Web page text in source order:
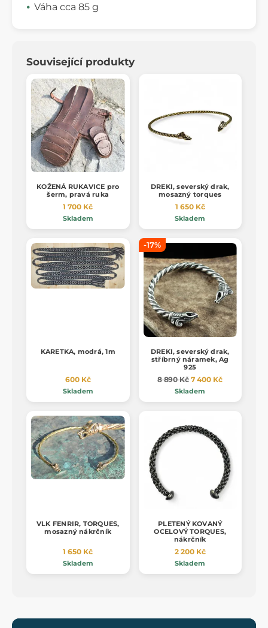
Váha cca 85 g
Související produkty
KOŽENÁ RUKAVICE pro
šerm, pravá ruka
1 700 Kč
Skladem
DREKI, severský drak,
mosazný torques
1 650 Kč
Skladem
KARETKA, modrá, 1m
600 Kč
Skladem
-17%
DREKI, severský drak,
stříbrný náramek, Ag
925
8 890 Kč 7 400 Kč
Skladem
VLK FENRIR, TORQUES,
mosazný nákrčník
1 650 Kč
Skladem
PLETENÝ KOVANÝ
OCELOVÝ TORQUES,
nákrčník
2 200 Kč
Skladem